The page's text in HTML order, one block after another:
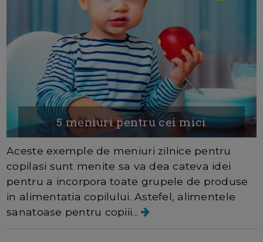
5 meniuri pentru cei mici
Aceste exemple de meniuri zilnice pentru
copilasi sunt menite sa va dea cateva idei
pentru a incorpora toate grupele de produse
in alimentatia copilului. Astefel, alimentele
sanatoase pentru copiii...